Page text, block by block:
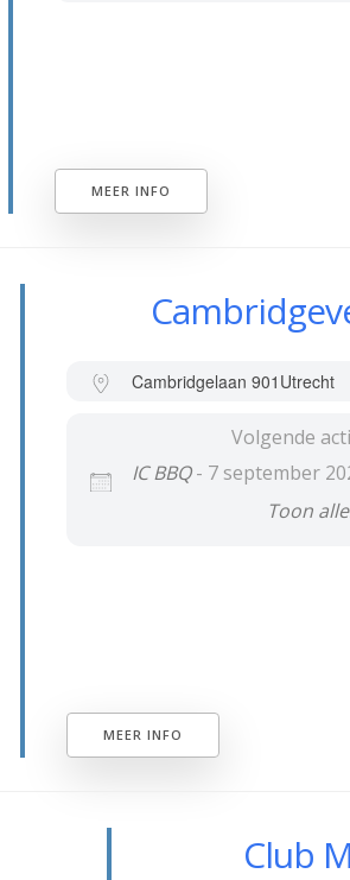
MEER INFO
Cambridgelaan 901 Utrecht
Volgende
IC BBQ- 7 september
Toon
MEER INFO
Club